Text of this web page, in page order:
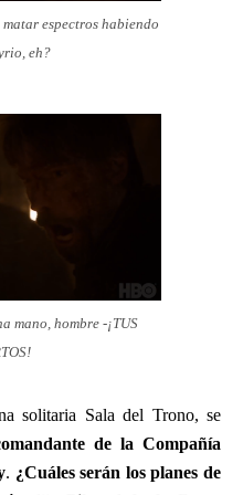
espectros habiendo
eh?
mano, hombre -¡TUS
solitaria Sala del Trono, se
de la Compañía
. ¿Cuáles serán los planes de